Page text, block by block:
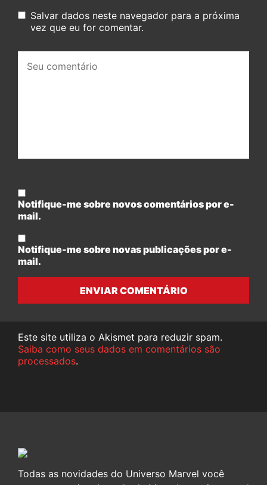
Salvar dados neste navegador para a próxima
vez que eu for comentar.
comentário:
Notifique-me sobre novos comentários por e-
mail.
Notifique-me sobre novas publicações por e-
mail.
ENVIAR COMENTÁRIO
Este site utiliza o Akismet para reduzir spam.
Saiba como seus dados em comentários são
processados.
Todas as novidades do Universo Marvel você